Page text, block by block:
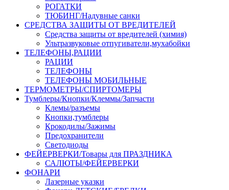
РОГАТКИ
ТЮБИНГ/Надувные санки
СРЕДСТВА ЗАЩИТЫ ОТ ВРЕДИТЕЛЕЙ
Средства защиты от вредителей (химия)
Ультразвуковые отпугиватели,мухабойки
ТЕЛЕФОНЫ,РАЦИИ
РАЦИИ
ТЕЛЕФОНЫ
ТЕЛЕФОНЫ МОБИЛЬНЫЕ
ТЕРМОМЕТРЫ/СПИРТОМЕРЫ
Тумблеры/Кнопки/Клеммы/Запчасти
Клемы/разъемы
Кнопки,тумблеры
Крокодилы/Зажимы
Предохранители
Светодиоды
ФЕЙЕРВЕРКИ/Товары для ПРАЗДНИКА
САЛЮТЫ/ФЕЙЕРВЕРКИ
ФОНАРИ
Лазерные указки